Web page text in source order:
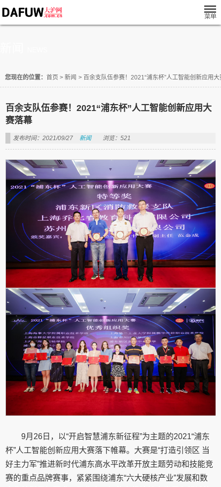
您现在的位置： 首页 > 新闻 > 百余支队伍参赛！2021“浦东杯”人工智能创新应用
百余支队伍参赛！2021“浦东杯”人工智能创新应用大
赛落幕
发布时间：2021/09/27 新闻 浏览：521
9月26日，以“开启智慧浦东新征程”为主题的2021“浦东
杯”人工智能创新应用大赛落下帷幕。大赛是“打造引领区 当
好主力军”推进新时代浦东高水平改革开放主题劳动和技能竞
赛的重点品牌赛事，紧紧围绕浦东“六大硬核产业”发展和数